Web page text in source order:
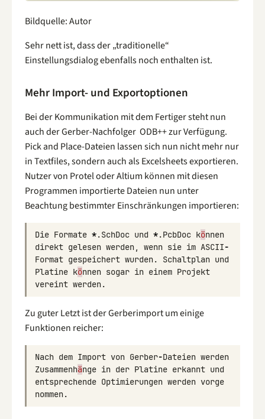
Bildquelle: Autor
Sehr nett ist, dass der „traditionelle“
Einstellungsdialog ebenfalls noch enthalten ist.
Mehr Import- und Exportoptionen
Bei der Kommunikation mit dem Fertiger steht nun
auch der Gerber-Nachfolger ODB++ zur Verfügung.
Pick and Place-Dateien lassen sich nun nicht mehr nur
in Textfiles, sondern auch als Excelsheets exportieren.
Nutzer von Protel oder Altium können mit diesen
Programmen importierte Dateien nun unter
Beachtung bestimmter Einschränkungen importieren:
Die Formate *.SchDoc und *.PcbDoc können
direkt gelesen werden, wenn sie im ASCII-
Format gespeichert wurden. Schaltplan und
Platine können sogar in einem Projekt
vereint werden.
Zu guter Letzt ist der Gerberimport um einige
Funktionen reicher:
Nach dem Import von Gerber-Dateien werden
Zusammenhänge in der Platine erkannt und
entsprechende Optimierungen werden vorge
nommen.